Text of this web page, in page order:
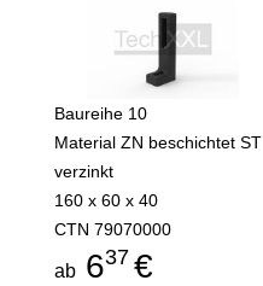
Baureihe 10
Material ZN beschichtet ST
verzinkt
160 x 60 x 40
CTN 79070000
ab 637 €